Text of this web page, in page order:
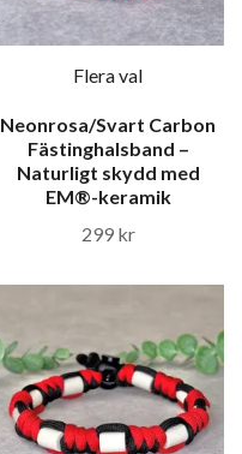
Flera val
Neonrosa/Svart Carbon
Fästinghalsband –
Naturligt skydd med
EM®-keramik
299 kr